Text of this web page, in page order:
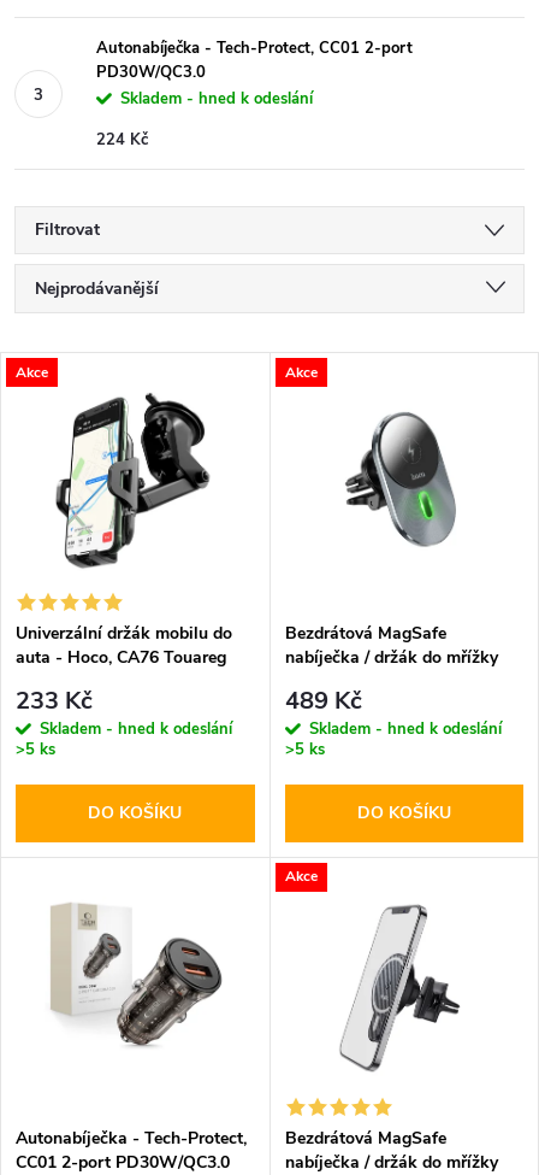
Autonabíječka - Tech-Protect, CC01 2-port
PD30W/QC3.0
Skladem - hned k odeslání
224 Kč
Filtrovat
Ř
a
í
p
r
o
d
Nejprodávanější
Nejdražší
Abecedně
V
s
p
r
o
d
Akce
Univerzální držák mobilu do
auta - Hoco, CA76 Touareg
233 Kč
Skladem - hned k odeslání
>5 ks
DO KOŠÍKU
Akce
Bezdrátová MagSafe
nabíječka / držák do mřížky
489 Kč
Skladem - hned k odeslání
>5 ks
DO KOŠÍKU
Autonabíječka - Tech-Protect,
CC01 2-port PD30W/QC3.0
Akce
Bezdrátová MagSafe
nabíječka / držák do mřížky